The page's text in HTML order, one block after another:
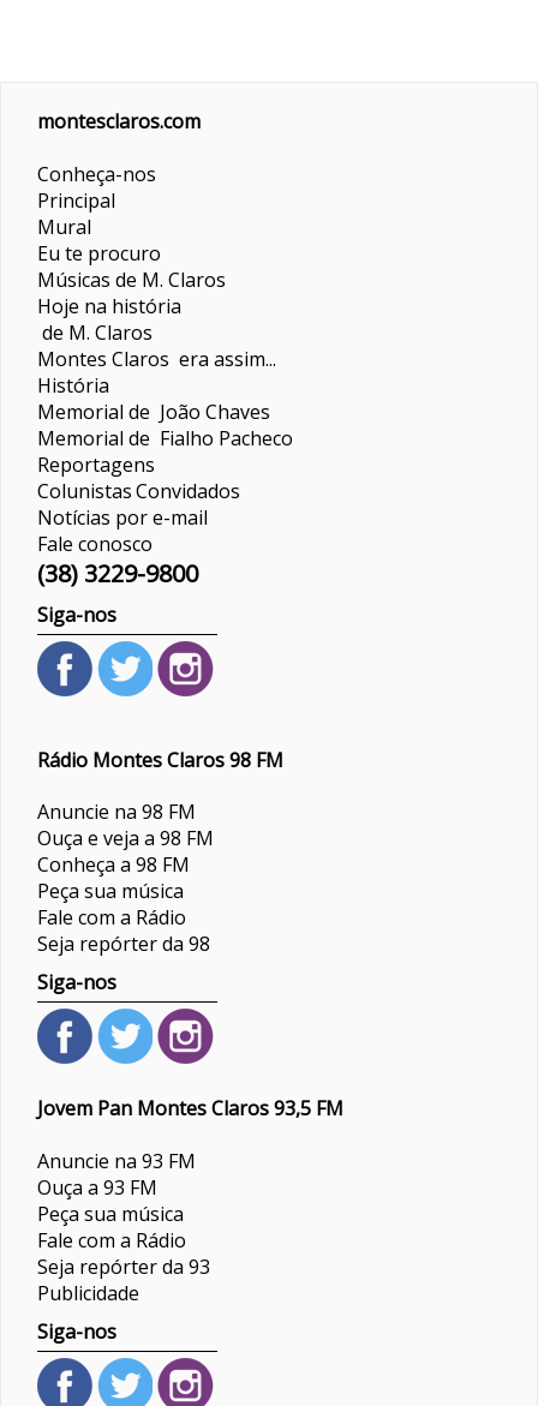
montesclaros.com
Conheça-nos
Principal
Mural
Eu te procuro
Músicas de M. Claros
Hoje na história
de M. Claros
Montes Claros era assim...
História
Memorial de João Chaves
Memorial de Fialho Pacheco
Reportagens
ColunistasConvidados
Notícias por e-mail
Fale conosco
(38) 3229-9800
Siga-nos
Rádio Montes Claros 98 FM
Anuncie na 98 FM
Ouça e veja a 98 FM
Conheça a 98 FM
Peça sua música
Fale com a Rádio
Seja repórter da 98
Siga-nos
Jovem Pan Montes Claros 93,5 FM
Anuncie na 93 FM
Ouça a 93 FM
Peça sua música
Fale com a Rádio
Seja repórter da 93
Publicidade
Siga-nos